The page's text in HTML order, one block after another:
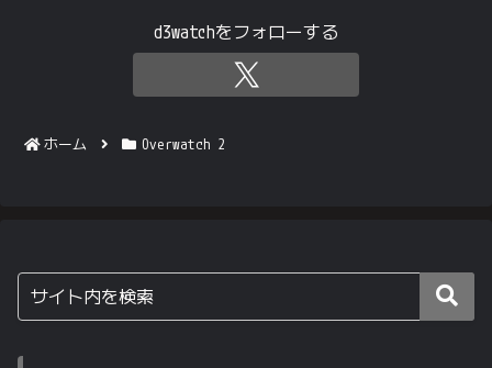
d3watchをフォローする
ホーム Overwatch 2